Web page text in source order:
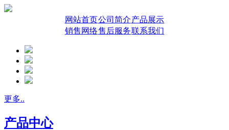
网站首页公司简介产品展示
销售网络售后服务联系我们
更多..
产品中心